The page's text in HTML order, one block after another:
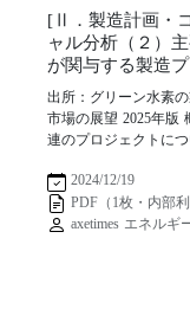
[Ⅱ．製造計画・
ャル分析（２）
が関与する製造
出所：グリーン水素
市場の展望 2025年版
連のプロジェクトに
2024/12/19
PDF（1枚・内部
axetimes エネルギ